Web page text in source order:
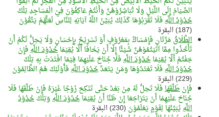
الصِّيَامَ إِلَى اللَّيْلِ وَلَا تُبَاشِرُوْهُنَّ وَأَنْتُمْ عَاكِفُوْنَ فِيْ الْمَسَاجِدِ تِلْكَ
حُدُوْدُ اللَّهِفَلَا تَقْرَبُوْهَا كَذَلِكَ يُبَيِّنُ اللَّهُ آيَاتِهِ لِلنَّاسِ لَعَلَّهُمْ يَتَّقُوْنَ
(187) البقرة
الطَّلَاقُ مَرَّتَانِ فَإِمْسَاكٌ بِمَعْرُوْفٍ أَوْ تَسْرِيْحٌ بِإِحْسَانٍ وَلَا يَحِلُّ لَكُمْ أَنْ
تَأْخُذُوا مِمَّا آتَيْتُمُوْهُنَّ شَيْئًا إِلَّا أَنْ يَخَافَا أَلَّا يُقِيْمَاحُدُوْدَ اللَّهِفَإِنْ
خِفْتُمْ أَلَّا يُقِيْمَاحُدُوْدَ اللَّهِفَلَا جُنَاحَ عَلَيْهِمَا فِيْمَا افْتَدَتْ بِهِ تِلْكَ
حُدُوْدُ اللَّهِفَلَا تَعْتَدُوْهَا وَمَنْ يَتَعَدَّحُدُوْدَ اللَّهِفَأُوْلَئِكَ هُمُ الظَّالِمُوْنَ
(229) البقرة
فَإِنْطَلَّقَهَافَلَا تَحِلُّ لَهُ مِنْ بَعْدُ حَتَّى تَنْكِحَ زَوْجًا غَيْرَهُ فَإِنْ طَلَّقَهَا فَلَا
جُنَاحَ عَلَيْهِمَا أَنْ يَتَرَاجَعَا إِنْ ظَنَّا أَنْ يُقِيْمَاحُدُوْدَ اللَّهِوَتِلْكَحُدُوْدُ
اللَّهِيُبَيِّنُهَا لِقَوْمٍ يَعْلَمُوْنَ (230) البقرة